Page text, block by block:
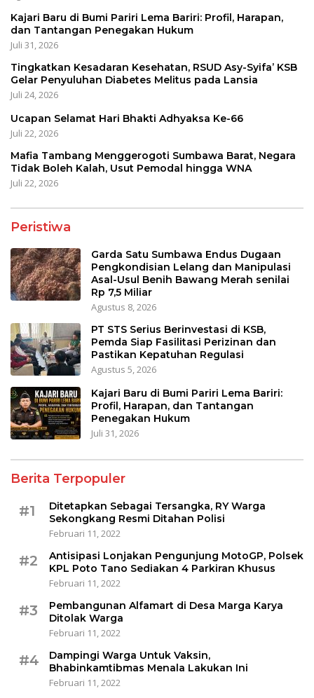
Kajari Baru di Bumi Pariri Lema Bariri: Profil, Harapan,
dan Tantangan Penegakan Hukum
Juli 31, 2026
Tingkatkan Kesadaran Kesehatan, RSUD Asy-Syifa’ KSB
Gelar Penyuluhan Diabetes Melitus pada Lansia
Juli 24, 2026
Ucapan Selamat Hari Bhakti Adhyaksa Ke-66
Juli 22, 2026
Mafia Tambang Menggerogoti Sumbawa Barat, Negara
Tidak Boleh Kalah, Usut Pemodal hingga WNA
Juli 22, 2026
Peristiwa
Garda Satu Sumbawa Endus Dugaan
Pengkondisian Lelang dan Manipulasi
Asal-Usul Benih Bawang Merah senilai
Rp 7,5 Miliar
Agustus 8, 2026
PT STS Serius Berinvestasi di KSB,
Pemda Siap Fasilitasi Perizinan dan
Pastikan Kepatuhan Regulasi
Agustus 5, 2026
Kajari Baru di Bumi Pariri Lema Bariri:
Profil, Harapan, dan Tantangan
Penegakan Hukum
Juli 31, 2026
Berita Terpopuler
#1
Ditetapkan Sebagai Tersangka, RY Warga
Sekongkang Resmi Ditahan Polisi
Februari 11, 2022
#2
Antisipasi Lonjakan Pengunjung MotoGP, Polsek
KPL Poto Tano Sediakan 4 Parkiran Khusus
Februari 11, 2022
#3
Pembangunan Alfamart di Desa Marga Karya
Ditolak Warga
Februari 11, 2022
#4
Dampingi Warga Untuk Vaksin,
Bhabinkamtibmas Menala Lakukan Ini
Februari 11, 2022